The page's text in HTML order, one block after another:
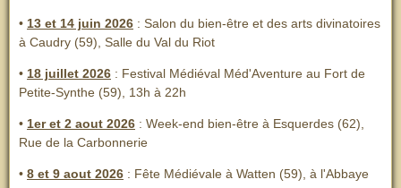
• 13 et 14 juin 2026 : Salon du bien-être et des arts divinatoires
à Caudry (59), Salle du Val du Riot
• 18 juillet 2026 : Festival Médiéval Méd'Aventure au Fort de
Petite-Synthe (59), 13h à 22h
• 1er et 2 aout 2026 : Week-end bien-être à Esquerdes (62),
Rue de la Carbonnerie
• 8 et 9 aout 2026 : Fête Médiévale à Watten (59), à l'Abbaye